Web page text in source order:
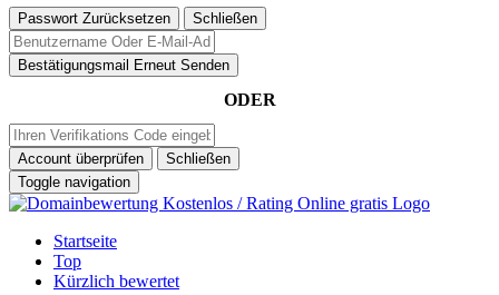
Passwort Zurücksetzen Schließen
Bestätigungsmail Erneut Senden
ODER
Account überprüfen
Schließen
Toggle navigation
Startseite
Top
Kürzlich bewertet